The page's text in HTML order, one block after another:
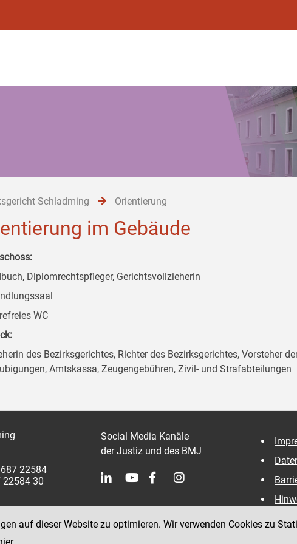
Schladming Orientierung
im Gebäude
Diplomrechtspfleger, Gerichtsvollzieherin
WC
des Bezirksgerichtes, Richter des Bezirksgerichtes, Vorsteher
Amtskassa, Zeugengebühren, Zivil- und Strafabteilungen
22584
22584 30
Social Media Kanäle
der Justiz und des BMJ
auf dieser Website zu optimieren. Wir verwenden Cookies zu